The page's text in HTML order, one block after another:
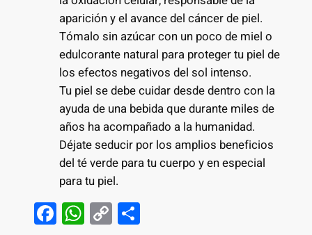
aparición y el avance del cáncer de piel.
Tómalo sin azúcar con un poco de miel o
edulcorante natural para proteger tu piel de
los efectos negativos del sol intenso.
Tu piel se debe cuidar desde dentro con la
ayuda de una bebida que durante miles de
años ha acompañado a la humanidad.
Déjate seducir por los amplios beneficios
del té verde para tu cuerpo y en especial
para tu piel.
F W C S